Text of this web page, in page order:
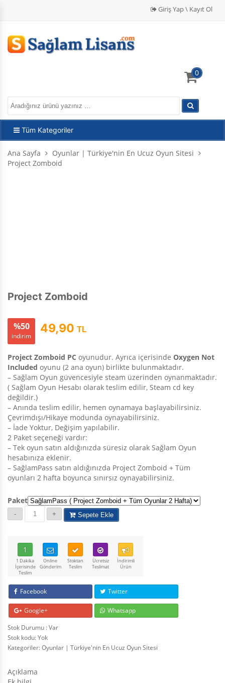
Giriş Yap \ Kayıt Ol
0
Tüm Kategoriler
Ana Sayfa
Oyunlar | Türkiye'nin En Ucuz Oyun Sitesi
Project Zomboid
Project Zomboid
%50
indirim
49,90 TL
Project Zomboid PC oyunudur. Ayrıca içerisinde Oxygen Not
Included oyunu (2 ana oyun) birlikte bulunmaktadır.
– Sağlam Oyun güvencesiyle steam üzerinden oynanmaktadır.
( Sağlam Oyun Hesabı olarak teslim edilir, Steam cd key
değildir.)
– Anında teslim edilir, hemen oynamaya başlayabilirsiniz.
Çevrimdışı/Hikaye modunda oynayabilirsiniz.
– İade Yoktur, Değişim yapılabilir.
2 Paket seçeneği vardır:
– Tek oyun satın aldığınızda süresiz olarak Sağlam Oyun
hesabınıza eklenir.
– SağlamPass satın aldığınızda Project Zomboid + Tüm
oyunları 2 hafta boyunca sınırsız oynayabilirsiniz.
Paket
Sepete Ekle
1
1 Dakika
İçerisinde
Teslim
Online
Gönderim
Stoktan
Teslim
Ücretsiz
Teslimat
İndirimli
Ürün
Facebook Twitter
Google+
Whatsapp
Stok Durumu : Var
Stok kodu:Yok
Kategoriler:Oyunlar | Türkiye'nin En Ucuz Oyun Sitesi
Açıklama